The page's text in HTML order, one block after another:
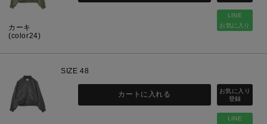
カーキ
(color24)
LINE
お気に入り
SIZE 48
LINE
カートに入れる